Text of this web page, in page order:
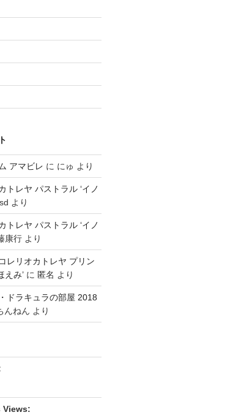
アマビレ に にゅ より
トレヤ パストラル ‘イノ
より
トレヤ パストラル ‘イノ
康行より
レリオカトレヤ プリン
えみ’に 匿名 より
ドラキュラの部屋 2018
んねん より
Views: